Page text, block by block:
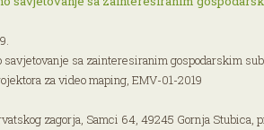
savjetovanje sa zainteresiranim gospodarskim
za video maping, EMV-01-2019
zagorja, Samci 64, 49245 Gornja Stubica,